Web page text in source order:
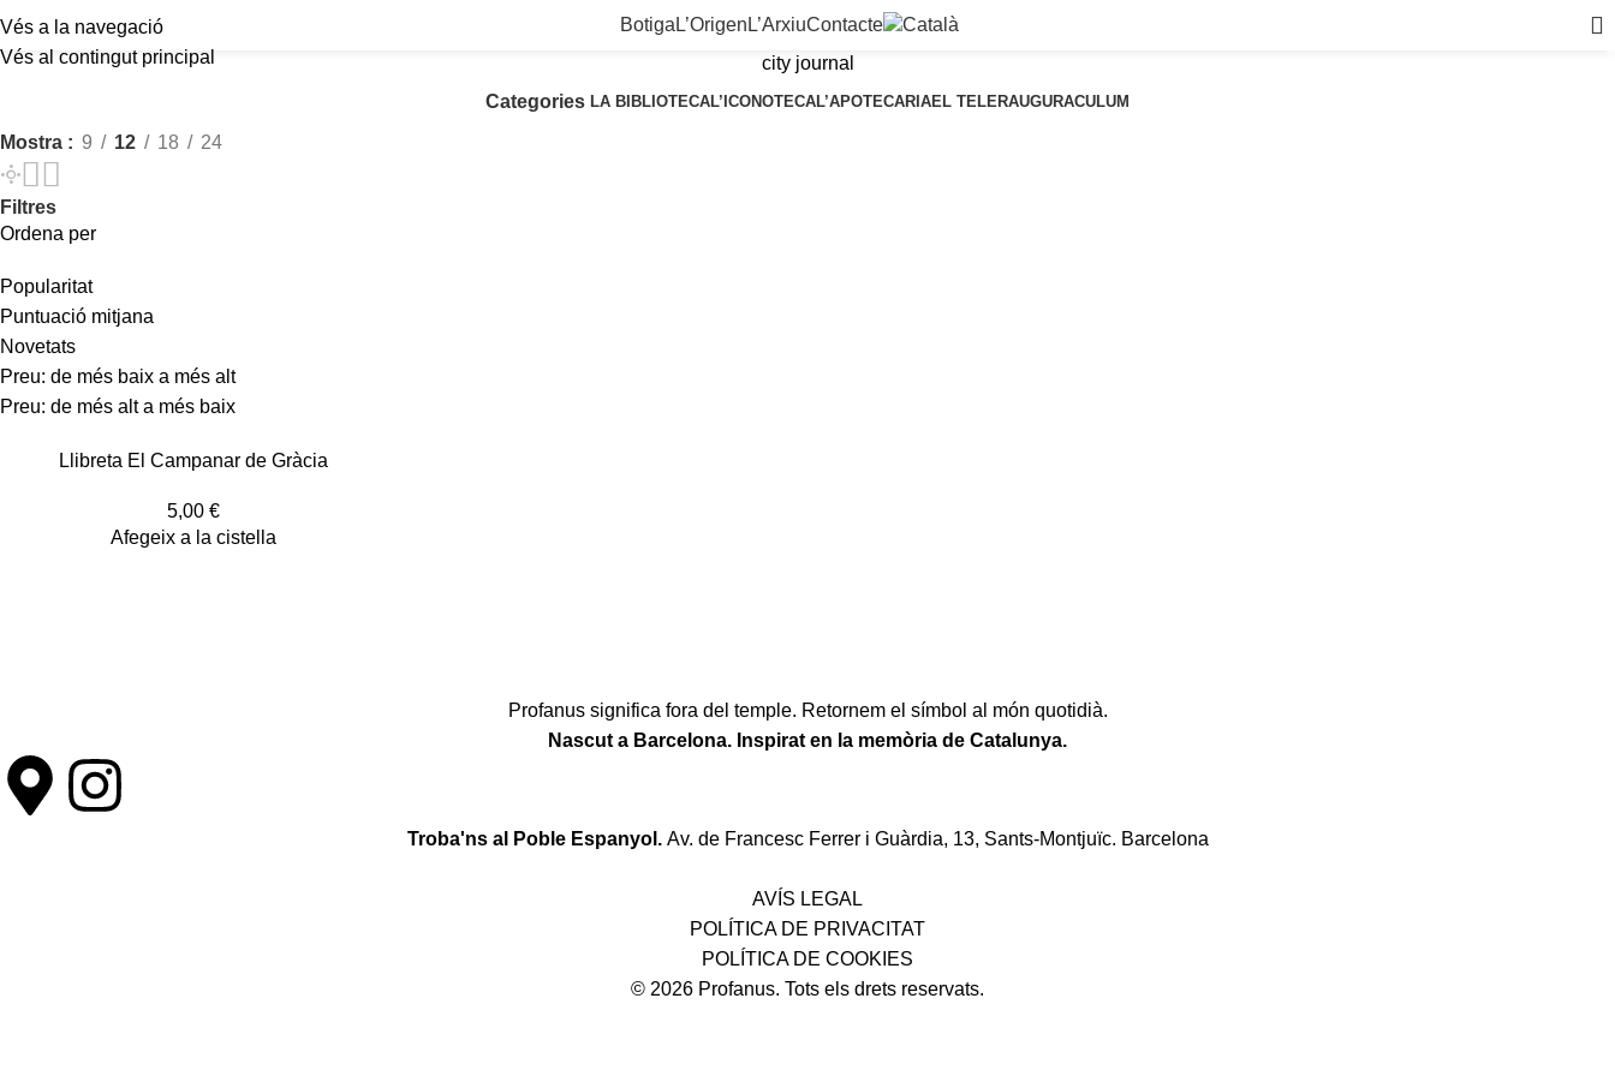
Vés a la navegació
Vés al contingut principal
Botiga L’Origen L’ArxiuContacte
city journal
Categories LA BIBLIOTECAL’ICONOTECAL’APOTECARIAEL TELERAUGURACULUM
Mostra 9 12 18 24
Filtres
Ordena per
Popularitat
Puntuació mitjana
Novetats
Preu: de més baix a més alt
Preu: de més alt a més baix
Llibreta El Campanar de Gràcia
5,00 €
Afegeix a la cistella
Profanus significa fora del temple. Retornem el símbol al món quotidià.
Nascut a Barcelona. Inspirat en la memòria de Catalunya.
Troba'ns al Poble Espanyol. Av. de Francesc Ferrer i Guàrdia, 13, Sants-Montjuïc. Barcelona
AVÍS LEGAL
POLÍTICA DE PRIVACITAT
POLÍTICA DE COOKIES
© 2026 Profanus. Tots els drets reservats.